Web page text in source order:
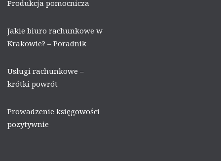
Produkcja pomocnicza
Jakie biuro rachunkowe w
Krakowie? – Poradnik
Usługi rachunkowe –
krótki powrót
Prowadzenie księgowości
pozytywnie